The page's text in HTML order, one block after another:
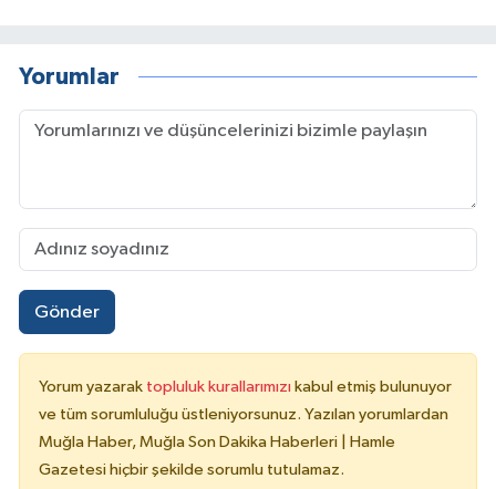
Yorumlar
Gönder
Yorum yazarak topluluk kurallarımızı kabul etmiş bulunuyor
ve tüm sorumluluğu üstleniyorsunuz. Yazılan yorumlardan
Muğla Haber, Muğla Son Dakika Haberleri | Hamle
Gazetesi hiçbir şekilde sorumlu tutulamaz.